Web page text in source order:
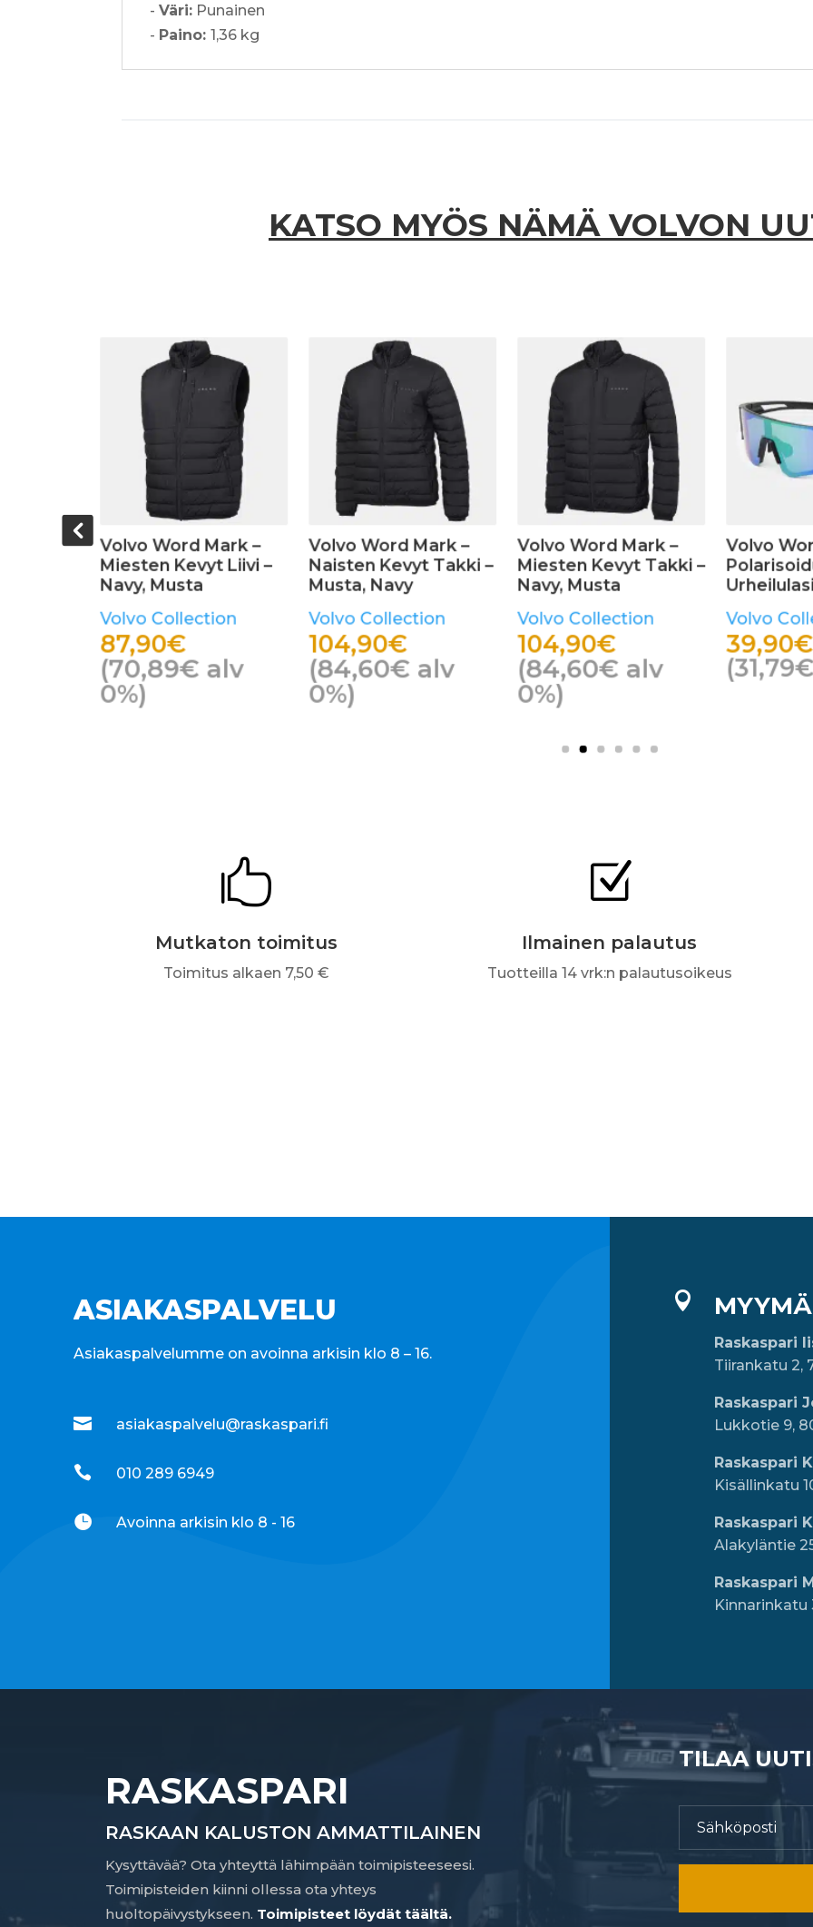
-Väri: Punainen
- Paino:1,36 kg
KATSO MYÖS NÄMÄ VOLVON
Volvo Word Mark –
Miesten Kevyt Liivi –
Navy, Musta
Volvo Collection
87,90€
(70,89€alv
0%)
Volvo Word Mark –
Naisten Kevyt Takki –
Musta, Navy
Volvo Collection
104,90€
(84,60€alv
0%)
Volvo Word Mark –
Miesten Kevyt Takki –
Navy, Musta
Volvo Collection
104,90€
(84,60€alv
0%)
Volvo
Volvo
39,90€
(31,79€

Mutkaton toimitus
Toimitus alkaen 7,50 €
Z
Ilmainen palautus
Tuotteilla 14 vrk:n palautusoikeus
ASIAKASPALVELU
Asiakaspalvelumme on avoinna arkisin klo 8 – 16.
 asiakaspalvelu@raskaspari.fi
 010 289 6949
 Avoinna arkisin klo 8 - 16

Raskaspari
Tiirankatu 2,
Raskaspari
Lukkotie 9,
Raskaspari
Kisällinkatu
Raskaspari
Alakyläntie
Raskaspari
Kinnarinkatu
RASKASPARI
RASKAAN KALUSTON AMMATTILAINEN
Kysyttävää? Ota yhteyttä lähimpään toimipisteeseesi.
Toimipisteiden kiinni ollessa ota yhteys
huoltopäivystykseen. Toimipisteet löydät täältä.
TILAA